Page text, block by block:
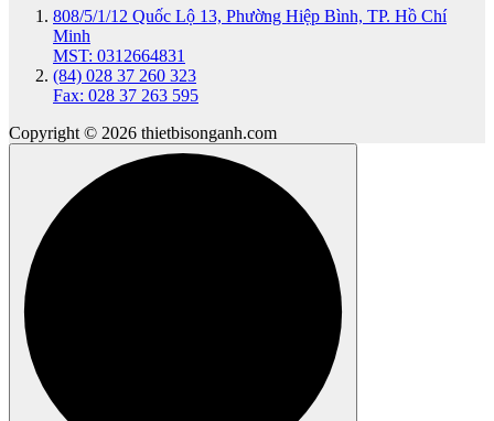
808/5/1/12 Quốc Lộ 13, Phường Hiệp Bình, TP. Hồ Chí
Minh
MST: 0312664831
(84) 028 37 260 323
Fax: 028 37 263 595
Copyright © 2026 thietbisonganh.com